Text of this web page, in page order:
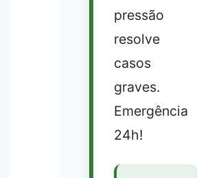
pressão
resolve
casos
graves.
Emergência
24h!